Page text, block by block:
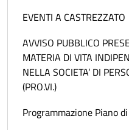
EVENTI A CASTREZZATO
AVVISO PUBBLICO
MATERIA DI VITA
NELLA SOCIETA’ DI
(PRO.VI.)
Programmazione Piano